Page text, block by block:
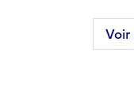
Voir